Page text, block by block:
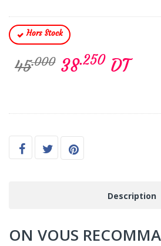
Hors Stock
45.000 38.250DT
Description
ON VOUS